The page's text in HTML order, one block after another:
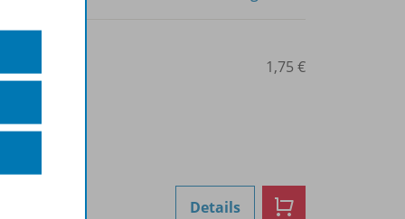
1,75 €
Details